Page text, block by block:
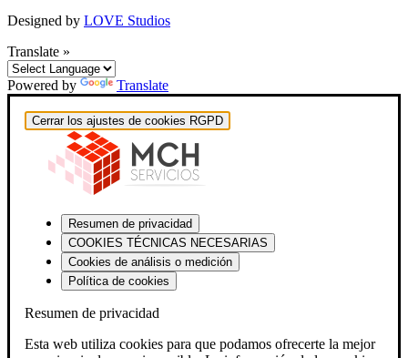
Designed by LOVE Studios
Translate »
Powered by Translate
Cerrar los ajustes de cookies RGPD
Resumen de privacidad
COOKIES TÉCNICAS NECESARIAS
Cookies de análisis o medición
Política de cookies
Resumen de privacidad
Esta web utiliza cookies para que podamos ofrecerte la mejor